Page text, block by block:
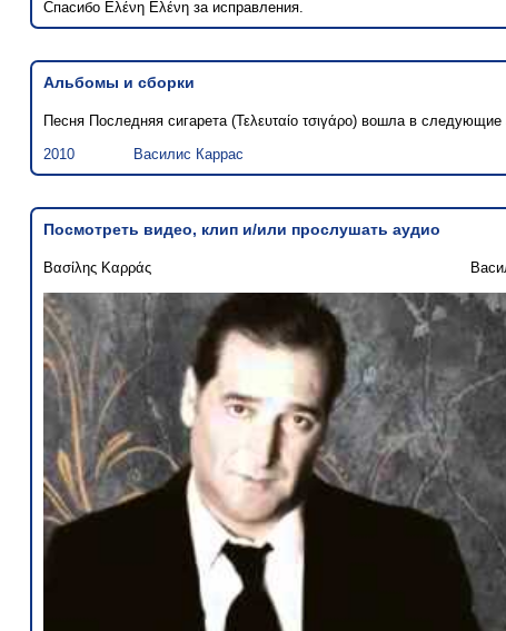
Спасибо Ελένη Ελένη за исправления.
Альбомы и сборки
Песня Последняя сигарета (Τελευταίο τσιγάρο) вошла в
2010
Василис Каррас
Посмотреть видео, клип и/или прослушать аудио
Βασίλης Καρράς